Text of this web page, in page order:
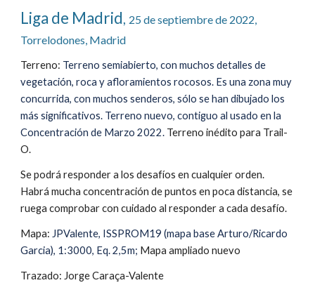
Liga de Madrid, 25 de septiembre de 2022,
Torrelodones, Madrid
Terreno: Terreno semiabierto, con muchos detalles de
vegetación, roca y afloramientos rocosos. Es una zona muy
concurrida, con muchos senderos, sólo se han dibujado los
más significativos. Terreno nuevo, contiguo al usado en la
Concentración de Marzo 2022. Terreno inédito para Trail-
O.
Se podrá responder a los desafíos en cualquier orden.
Habrá mucha concentración de puntos en poca distancia, se
ruega comprobar con cuidado al responder a cada desafío.
Mapa: JPValente, ISSPROM19 (mapa base Arturo/Ricardo
Garcia), 1:3000, Eq. 2,5m; Mapa ampliado nuevo
Trazado: Jorge Caraça-Valente